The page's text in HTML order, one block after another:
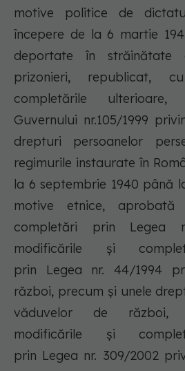
motive politice de
începere de la 6 martie
deportate în străinătate
prizonieri, republicat,
completările
Guvernului nr.105/1999
drepturi persoanelor
regimurile instaurate în
la 6 septembrie 1940 până
motive etnice,
completări prin Legea
modificările şi
prin Legea nr. 44/1994
război, precum şi unele
văduvelor de război,
modificările şi
prin Legea nr. 309/2002